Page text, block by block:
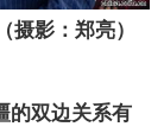
摄影：郑亮）
的双边关系有